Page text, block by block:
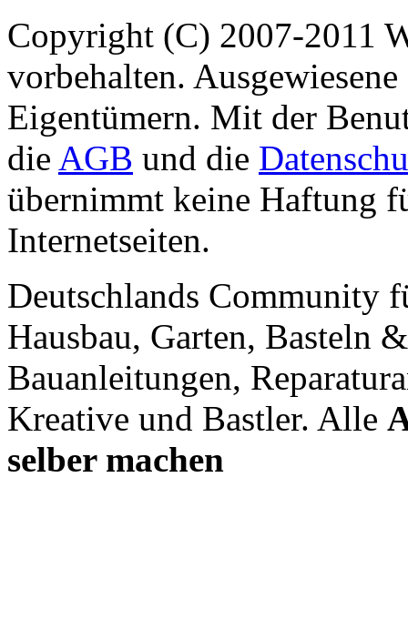
Copyright (C) 2007-2011
vorbehalten.
Eigentümern. Mit der
die AGB und die
übernimmt keine Haftung
Internetseiten.
Deutschlands Community
Hausbau, Garten, Basteln
Bauanleitungen,
Kreative und Bastler. Alle
selber machen